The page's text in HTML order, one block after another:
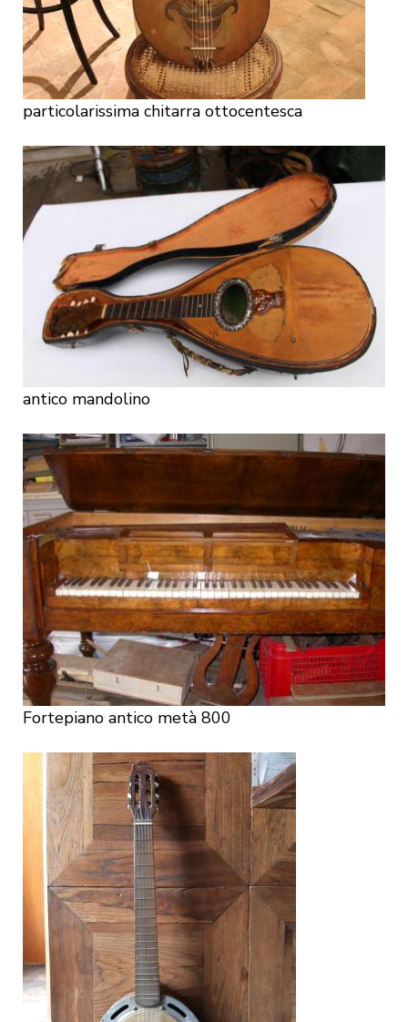
particolarissima chitarra ottocentesca
antico mandolino
Fortepiano antico metà 800